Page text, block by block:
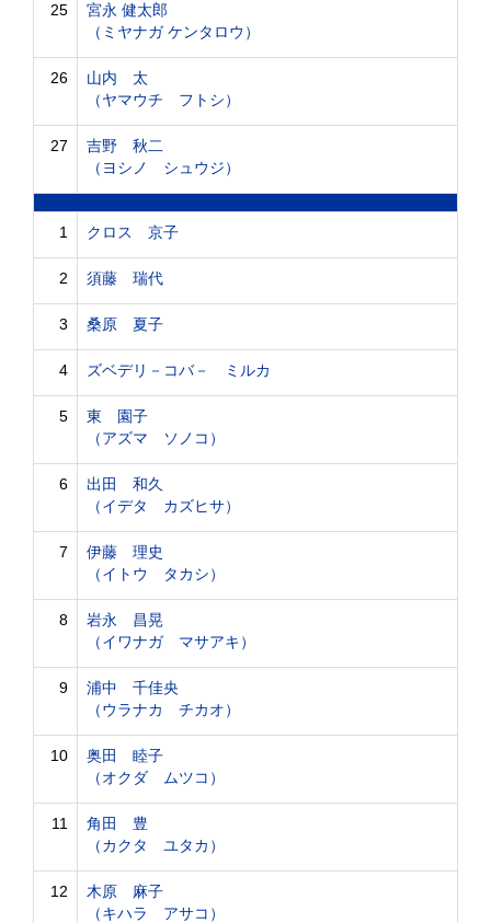
25
宮永 健太郎
（ミヤナガ ケンタロウ）
26
山内 太
（ヤマウチ フトシ）
27
吉野 秋二
（ヨシノ シュウジ）
1 クロス 京子
2 須藤 瑞代
3 桑原 夏子
4 ズベデリ－コバ－ ミルカ
5
東 園子
（アズマ ソノコ）
6
出田 和久
（イデタ カズヒサ）
7
伊藤 理史
（イトウ タカシ）
8
岩永 昌晃
（イワナガ マサアキ）
9
浦中 千佳央
（ウラナカ チカオ）
10
奥田 睦子
（オクダ ムツコ）
11
角田 豊
（カクタ ユタカ）
12
木原 麻子
（キハラ アサコ）